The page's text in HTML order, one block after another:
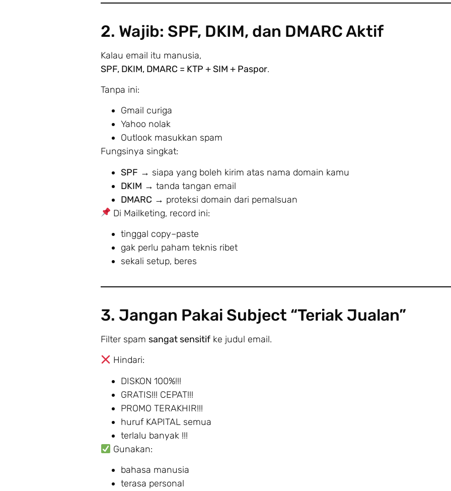
2. Wajib: SPF, DKIM, dan DMARC Aktif
Kalau email itu manusia,
SPF, DKIM, DMARC = KTP + SIM + Paspor.
Tanpa ini:
Gmail curiga
Yahoo nolak
Outlook masukkan spam
Fungsinya singkat:
SPF → siapa yang boleh kirim atas nama domain kamu
DKIM → tanda tangan email
DMARC → proteksi domain dari pemalsuan
Di Mailketing, record ini:
tinggal copy–paste
gak perlu paham teknis ribet
sekali setup, beres
3. Jangan Pakai Subject “Teriak Jualan”
Filter spam sangat sensitifke judul email.
Hindari:
DISKON 100%!!!
GRATIS!!! CEPAT!!!
PROMO TERAKHIR!!!
huruf KAPITAL semua
terlalu banyak !!!
Gunakan:
bahasa manusia
terasa personal